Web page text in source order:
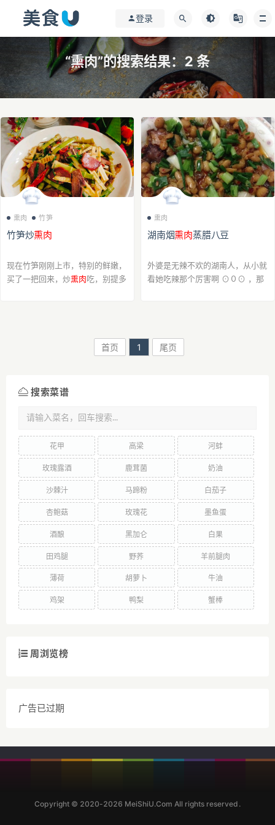
登录
“熏肉”的搜索结果：2 条
熏肉 竹笋
竹笋炒熏肉
现在竹笋刚刚上市，特别的鲜嫩，
买了一把回来，炒熏肉吃，别提多
熏肉
湖南烟熏肉蒸腊八豆
外婆是无辣不欢的湖南人，从小就
看她吃辣那个厉害啊 ⊙０⊙ ，那
首页 1 尾页
搜索菜谱
花甲 高梁 河蚌
玫瑰露酒 鹿茸菌 奶油
沙棘汁 马蹄粉 白茄子
杏鲍菇 玫瑰花 墨鱼蛋
酒酿 黑加仑 白果
田鸡腿 野荞 羊前腿肉
薄荷 胡萝卜 牛油
鸡架 鸭梨 蟹棒
周浏览榜
广告已过期
Copyright © 2020-2026 MeiShiU.Com All rights reserved.